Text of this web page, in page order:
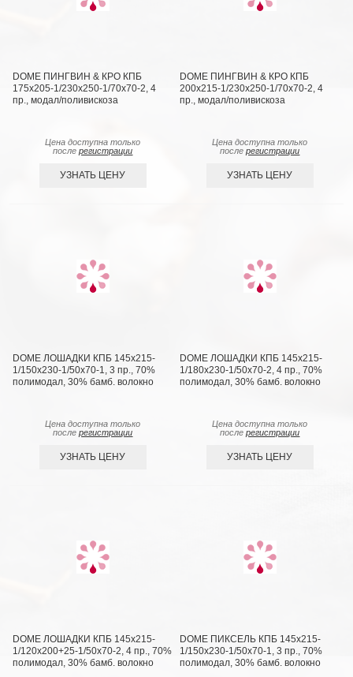
DOME ПИНГВИН & КРО КПБ
175х205-1/230х250-1/70х70-2, 4
пр., модал/поливискоза
Цена доступна только
послерегистрации
УЗНАТЬ ЦЕНУ
DOME ПИНГВИН & КРО КПБ
200х215-1/230х250-1/70х70-2, 4
пр., модал/поливискоза
Цена доступна только
послерегистрации
УЗНАТЬ ЦЕНУ
DOME ЛОШАДКИ КПБ 145х215-
1/150х230-1/50х70-1, 3 пр., 70%
полимодал, 30% бамб. волокно
Цена доступна только
послерегистрации
УЗНАТЬ ЦЕНУ
DOME ЛОШАДКИ КПБ 145х215-
1/180х230-1/50х70-2, 4 пр., 70%
полимодал, 30% бамб. волокно
Цена доступна только
послерегистрации
УЗНАТЬ ЦЕНУ
DOME ЛОШАДКИ КПБ 145х215-
1/120х200+25-1/50х70-2, 4 пр., 70%
полимодал, 30% бамб. волокно
DOME ПИКСЕЛЬ КПБ 145х215-
1/150х230-1/50х70-1, 3 пр., 70%
полимодал, 30% бамб. волокно